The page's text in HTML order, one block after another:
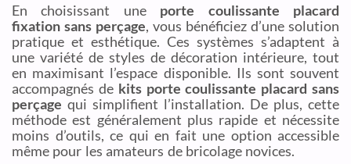
En choisissant une porte coulissante placard
fixation sans perçage, vous bénéficiez d’une solution
pratique et esthétique. Ces systèmes s’adaptent à
une variété de styles de décoration intérieure, tout
en maximisant l’espace disponible. Ils sont souvent
accompagnés de kits porte coulissante placard sans
perçage qui simplifient l’installation. De plus, cette
méthode est généralement plus rapide et nécessite
moins d’outils, ce qui en fait une option accessible
même pour les amateurs de bricolage novices.